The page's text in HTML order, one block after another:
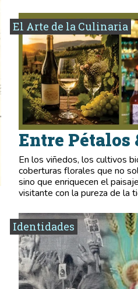
El Arte de la Culinaria
Entre Pétalos
En los viñedos, los cultivos
coberturas florales que no
sino que enriquecen el
visitante con la pureza de la
Identidades